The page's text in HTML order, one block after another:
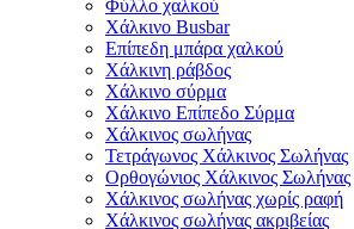
Φύλλο χαλκού
Χάλκινο Busbar
Επίπεδη μπάρα χαλκού
Χάλκινη ράβδος
Χάλκινο σύρμα
Χάλκινο Επίπεδο Σύρμα
Χάλκινος σωλήνας
Τετράγωνος Χάλκινος Σωλήνας
Ορθογώνιος Χάλκινος Σωλήνας
Χάλκινος σωλήνας χωρίς ραφή
Χάλκινος σωλήνας ακριβείας